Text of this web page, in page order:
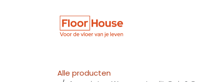
Alle producten